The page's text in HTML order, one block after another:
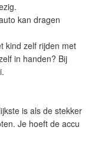
kan dragen
kind zelf rijden met
in handen? Bij
is als de stekker
Je hoeft de accu